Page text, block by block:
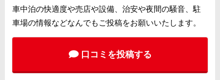
車中泊の快適度や売店や設備、治安や夜間の騒音、駐
車場の情報などなんでもご投稿をお願いいたします。
口コミを投稿する